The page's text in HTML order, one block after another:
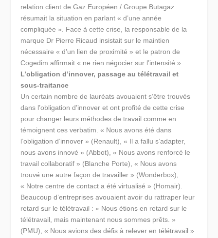
relation client de Gaz Européen / Groupe Butagaz
résumait la situation en parlant« d’une année
compliquée ».
Face à cette crise, la responsable de la
marque Dr Pierre Ricaud insistait sur le maintien
nécessaire« d’un lien de proximité »et le patron de
Cogedim affirmait« ne rien négocier sur l’intensité ».
L’obligation d’innover, passage au télétravail et
sous-traitance
Un certain nombre de lauréats avouaient s’être trouvés
dans l’obligation d’innover et ont profité de cette crise
pourchanger leurs méthodes de travail comme en
témoignent ces verbatim.« Nous avons été dans
l’obligation d’innover » (Renault),« Il a fallu s’adapter,
nous avons innové » (Abbot),« Nous avons renforcé le
travail collaboratif » (Blanche Porte),« Nous avons
trouvé une autre façon de travailler » (Wonderbox),
« Notre centre de contact a été virtualisé » (Homair).
Beaucoup d’entreprises avouaient avoir du rattraper leur
retard sur le télétravail :« Nous étions en retard sur le
télétravail, mais maintenant nous sommes prêts. »
(PMU),« Nous avions des défis à relever en télétravail »